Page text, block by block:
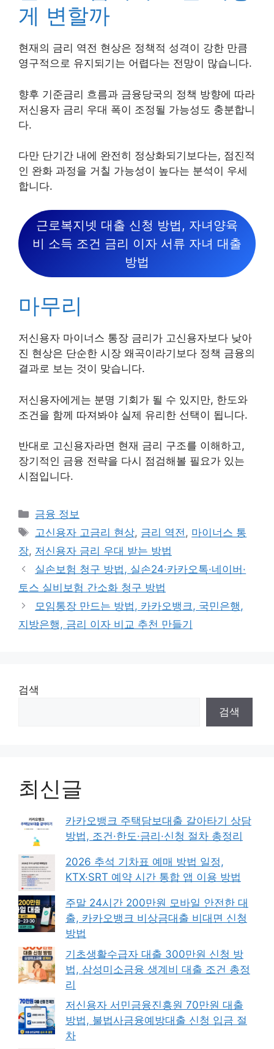
게 변할까
현재의 금리 역전 현상은 정책적 성격이 강한 만큼
영구적으로 유지되기는 어렵다는 전망이 많습니다.
향후 기준금리 흐름과 금융당국의 정책 방향에 따라
저신용자 금리 우대 폭이 조정될 가능성도 충분합니
다.
다만 단기간 내에 완전히 정상화되기보다는, 점진적
인 완화 과정을 거칠 가능성이 높다는 분석이 우세
합니다.
근로복지넷 대출 신청 방법, 자녀양육
비 소득 조건 금리 이자 서류 자녀 대출
방법
마무리
저신용자 마이너스 통장 금리가 고신용자보다 낮아
진 현상은 단순한 시장 왜곡이라기보다 정책 금융의
결과로 보는 것이 맞습니다.
저신용자에게는 분명 기회가 될 수 있지만, 한도와
조건을 함께 따져봐야 실제 유리한 선택이 됩니다.
반대로 고신용자라면 현재 금리 구조를 이해하고,
장기적인 금융 전략을 다시 점검해볼 필요가 있는
시점입니다.
카
테
리
금융 정보
태
그
고신용자 고금리 현상, 금리 역전, 마이너스 통
장, 저신용자 금리 우대 받는 방법
실손보험 청구 방법, 실손24·카카오톡·네이버·
토스 실비보험 간소화 청구 방법
모임통장 만드는 방법, 카카오뱅크, 국민은행,
지방은행, 금리 이자 비교 추천 만들기
검색
검색
최신글
카카오뱅크 주택담보대출 갈아타기 상담
방법, 조건·한도·금리·신청 절차 총정리
2026 추석 기차표 예매 방법 일정,
KTX·SRT 예약 시간 통합 앱 이용 방법
주말 24시간 200만원 모바일 안전한 대
출, 카카오뱅크 비상금대출 비대면 신청
방법
기초생활수급자 대출 300만원 신청 방
법, 삼성미소금융 생계비 대출 조건 총정
리
저신용자 서민금융진흥원 70만원 대출
방법, 불법사금융예방대출 신청 입금 절
차